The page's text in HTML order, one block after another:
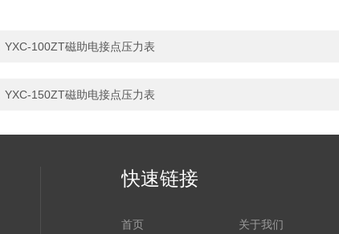
YXC-100ZT磁助电接点压力表
YXC-150ZT磁助电接点压力表
快速链接
首页 关于我们